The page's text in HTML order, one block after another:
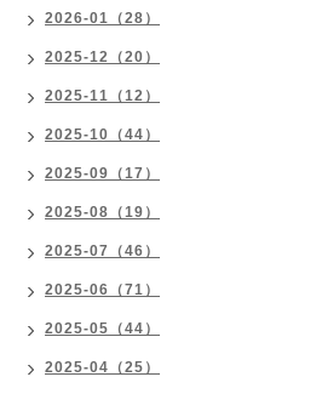
2026-01（28）
2025-12（20）
2025-11（12）
2025-10（44）
2025-09（17）
2025-08（19）
2025-07（46）
2025-06（71）
2025-05（44）
2025-04（25）